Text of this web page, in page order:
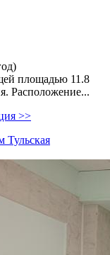
площадью 11.8
Расположение...
>>
Тульская